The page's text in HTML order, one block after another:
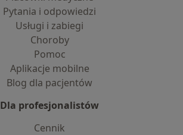
Pytania i odpowiedzi
Usługi i zabiegi
Choroby
Pomoc
Aplikacje mobilne
Blog dla pacjentów
Dla profesjonalistów
Cennik